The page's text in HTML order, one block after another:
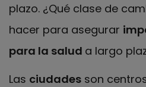
plazo. ¿Qué clase de
hacer para asegurar
para la salud a largo
Las ciudades son